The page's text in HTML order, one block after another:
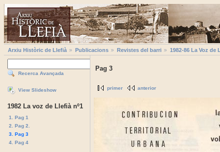
Arxiu Històric de Llefià Publicacions Revistes del barri 1982-86 La Voz de
Recerca Avançada
View Slideshow
1982 La voz de Llefià nº1
1. Pag 1
2. Pag 2.
3. Pag 3
4. Pag 4
Pag 3
primer anterior